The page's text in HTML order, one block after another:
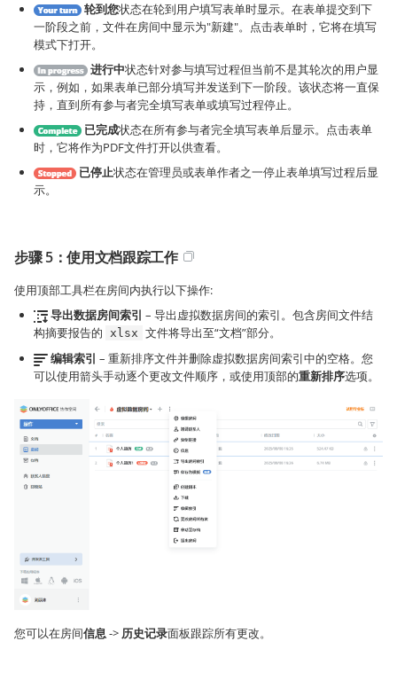
轮到您状态在轮到用户填写表单时显示。在表单提交到下
一阶段之前，文件在房间中显示为"新建"。点击表单时，它将在填写
模式下打开。
进行中状态针对参与填写过程但当前不是其轮次的用户显
示，例如，如果表单已部分填写并发送到下一阶段。该状态将一直保
持，直到所有参与者完全填写表单或填写过程停止。
已完成状态在所有参与者完全填写表单后显示。点击表单
时，它将作为PDF文件打开以供查看。
已停止状态在管理员或表单作者之一停止表单填写过程后显
示。
步骤 5：使用文档跟踪工作
使用顶部工具栏在房间内执行以下操作:
导出数据房间索引 – 导出虚拟数据房间的索引。包含房间文件结
构摘要报告的 xlsx 文件将导出至“文档”部分。
编辑索引 – 重新排序文件并删除虚拟数据房间索引中的空格。您
可以使用箭头手动逐个更改文件顺序，或使用顶部的重新排序选项。
您可以在房间信息-> 历史记录面板跟踪所有更改。